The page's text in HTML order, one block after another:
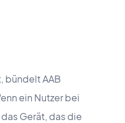
bündelt AAB
ein Nutzer bei
Gerät, das die